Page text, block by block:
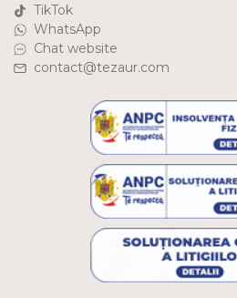
TikTok
WhatsApp
Chat website
contact@tezaur.com